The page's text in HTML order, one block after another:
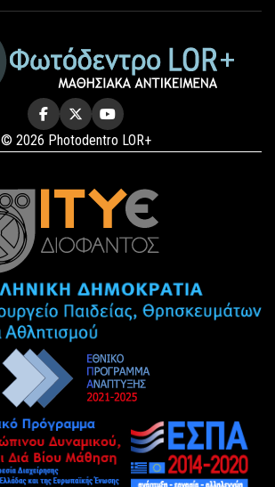
© 2026 Photodentro LOR+